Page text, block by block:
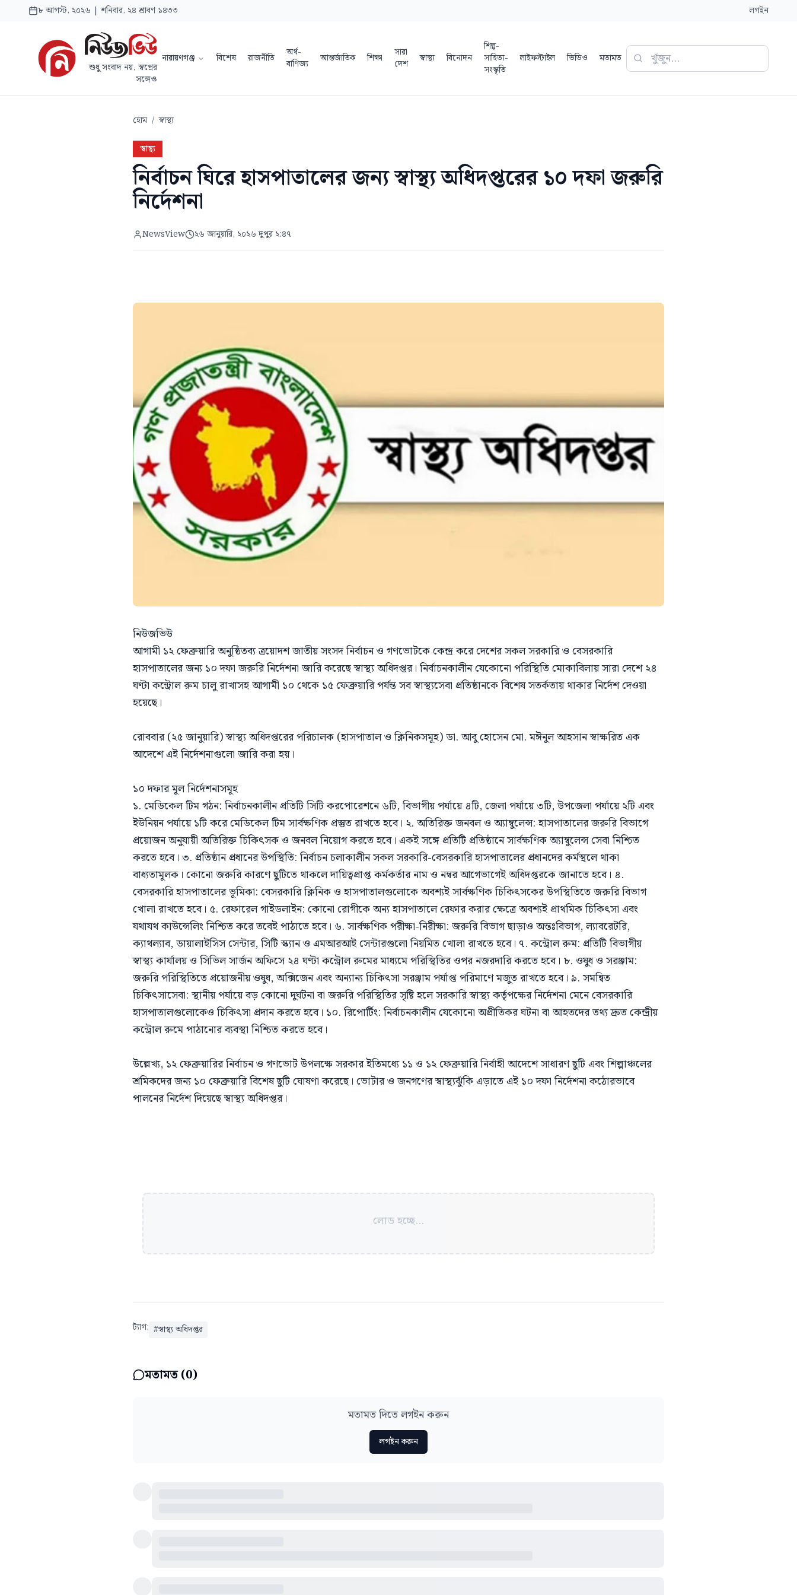
৮ আগস্ট, ২০২৬ | শনিবার, ২৪ শ্রাবণ ১৪৩৩ লগইন
শুধু সংবাদ নয়, স্বপ্নের
সঙ্গেও
নারায়ণগঞ্জ বিশেষ রাজনীতি
অর্থ-
বাণিজ্য
আন্তর্জাতিক শিক্ষা
সারা
দেশ
স্বাস্থ্য বিনোদন
শিল্প-
সাহিত্য-
সংস্কৃতি
লাইফস্টাইল ভিডিও মতামত
হোম / স্বাস্থ্য
স্বাস্থ্য
নির্বাচন ঘিরে হাসপাতালের জন্য স্বাস্থ্য অধিদপ্তরের ১০ দফা জরুরি
নির্দেশনা
NewsView ২৬ জানুয়ারি, ২০২৬ দুপুর ২:৪৭
নিউজভিউ
আগামী ১২ ফেব্রুয়ারি অনুষ্ঠিতব্য ত্রয়োদশ জাতীয় সংসদ নির্বাচন ও গণভোটকে কেন্দ্র করে দেশের সকল সরকারি ও বেসরকারি
হাসপাতালের জন্য ১০ দফা জরুরি নির্দেশনা জারি করেছে স্বাস্থ্য অধিদপ্তর। নির্বাচনকালীন যেকোনো পরিস্থিতি মোকাবিলায় সারা দেশে ২৪
ঘণ্টা কন্ট্রোল রুম চালু রাখাসহ আগামী ১০ থেকে ১৫ ফেব্রুয়ারি পর্যন্ত সব স্বাস্থ্যসেবা প্রতিষ্ঠানকে বিশেষ সতর্কতায় থাকার নির্দেশ দেওয়া
হয়েছে।
রোববার (২৫ জানুয়ারি) স্বাস্থ্য অধিদপ্তরের পরিচালক (হাসপাতাল ও ক্লিনিকসমূহ) ডা. আবু হোসেন মো. মঈনুল আহসান স্বাক্ষরিত এক
আদেশে এই নির্দেশনাগুলো জারি করা হয়।
১০ দফার মূল নির্দেশনাসমূহ
১. মেডিকেল টিম গঠন: নির্বাচনকালীন প্রতিটি সিটি করপোরেশনে ৬টি, বিভাগীয় পর্যায়ে ৪টি, জেলা পর্যায়ে ৩টি, উপজেলা পর্যায়ে ২টি এবং
ইউনিয়ন পর্যায়ে ১টি করে মেডিকেল টিম সার্বক্ষণিক প্রস্তুত রাখতে হবে। ২. অতিরিক্ত জনবল ও অ্যাম্বুলেন্স: হাসপাতালের জরুরি বিভাগে
প্রয়োজন অনুযায়ী অতিরিক্ত চিকিৎসক ও জনবল নিয়োগ করতে হবে। একই সঙ্গে প্রতিটি প্রতিষ্ঠানে সার্বক্ষণিক অ্যাম্বুলেন্স সেবা নিশ্চিত
করতে হবে। ৩. প্রতিষ্ঠান প্রধানের উপস্থিতি: নির্বাচন চলাকালীন সকল সরকারি-বেসরকারি হাসপাতালের প্রধানদের কর্মস্থলে থাকা
বাধ্যতামূলক। কোনো জরুরি কারণে ছুটিতে থাকলে দায়িত্বপ্রাপ্ত কর্মকর্তার নাম ও নম্বর আগেভাগেই অধিদপ্তরকে জানাতে হবে। ৪.
বেসরকারি হাসপাতালের ভূমিকা: বেসরকারি ক্লিনিক ও হাসপাতালগুলোকে অবশ্যই সার্বক্ষণিক চিকিৎসকের উপস্থিতিতে জরুরি বিভাগ
খোলা রাখতে হবে। ৫. রেফারেল গাইডলাইন: কোনো রোগীকে অন্য হাসপাতালে রেফার করার ক্ষেত্রে অবশ্যই প্রাথমিক চিকিৎসা এবং
যথাযথ কাউন্সেলিং নিশ্চিত করে তবেই পাঠাতে হবে। ৬. সার্বক্ষণিক পরীক্ষা-নিরীক্ষা: জরুরি বিভাগ ছাড়াও অন্তঃবিভাগ, ল্যাবরেটরি,
ক্যাথল্যাব, ডায়ালাইসিস সেন্টার, সিটি স্ক্যান ও এমআরআই সেন্টারগুলো নিয়মিত খোলা রাখতে হবে। ৭. কন্ট্রোল রুম: প্রতিটি বিভাগীয়
স্বাস্থ্য কার্যালয় ও সিভিল সার্জন অফিসে ২৪ ঘণ্টা কন্ট্রোল রুমের মাধ্যমে পরিস্থিতির ওপর নজরদারি করতে হবে। ৮. ওষুধ ও সরঞ্জাম:
জরুরি পরিস্থিতিতে প্রয়োজনীয় ওষুধ, অক্সিজেন এবং অন্যান্য চিকিৎসা সরঞ্জাম পর্যাপ্ত পরিমাণে মজুত রাখতে হবে। ৯. সমন্বিত
চিকিৎসাসেবা: স্থানীয় পর্যায়ে বড় কোনো দুর্ঘটনা বা জরুরি পরিস্থিতির সৃষ্টি হলে সরকারি স্বাস্থ্য কর্তৃপক্ষের নির্দেশনা মেনে বেসরকারি
হাসপাতালগুলোকেও চিকিৎসা প্রদান করতে হবে। ১০. রিপোর্টিং: নির্বাচনকালীন যেকোনো অপ্রীতিকর ঘটনা বা আহতদের তথ্য দ্রুত কেন্দ্রীয়
কন্ট্রোল রুমে পাঠানোর ব্যবস্থা নিশ্চিত করতে হবে।
উল্লেখ্য, ১২ ফেব্রুয়ারির নির্বাচন ও গণভোট উপলক্ষে সরকার ইতিমধ্যে ১১ ও ১২ ফেব্রুয়ারি নির্বাহী আদেশে সাধারণ ছুটি এবং শিল্পাঞ্চলের
শ্রমিকদের জন্য ১০ ফেব্রুয়ারি বিশেষ ছুটি ঘোষণা করেছে। ভোটার ও জনগণের স্বাস্থ্যঝুঁকি এড়াতে এই ১০ দফা নির্দেশনা কঠোরভাবে
পালনের নির্দেশ দিয়েছে স্বাস্থ্য অধিদপ্তর।
লোড হচ্ছে...
ট্যাগ: #স্বাস্থ্য অধিদপ্তর
মতামত (0)
মতামত দিতে লগইন করুন
লগইন করুন